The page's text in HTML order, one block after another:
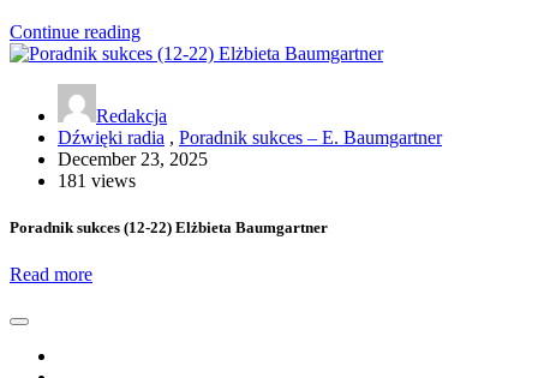
Continue reading
Redakcja
Dźwięki radia , Poradnik sukces – E. Baumgartner
December 23, 2025
181 views
Poradnik sukces (12-22) Elżbieta Baumgartner
Read more